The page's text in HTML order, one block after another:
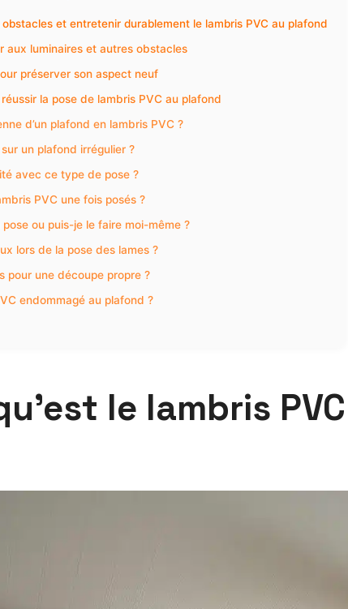
et entretenir durablement le lambris PVC au plafond
aux luminaires et autres obstacles
préserver son aspect neuf
la pose de lambris PVC au plafond
d’un plafond en lambris PVC ?
un plafond irrégulier ?
avec ce type de pose ?
PVC une fois posés ?
ou puis-je le faire moi-même ?
lors de la pose des lames ?
pour une découpe propre ?
endommagé au plafond ?
le lambris